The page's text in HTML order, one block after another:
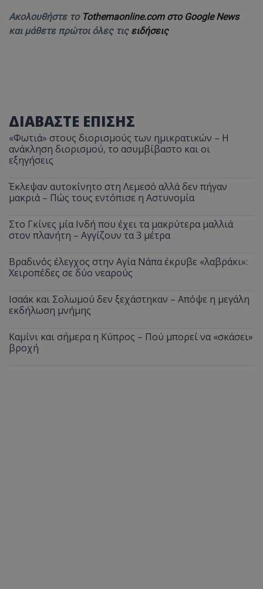
Ακολουθήστε το Tothemaonline.com στο Google News
και μάθετε πρώτοι όλες τις ειδήσεις
ΔΙΑΒΑΣΤΕ ΕΠΙΣΗΣ
«Φωτιά» στους διορισμούς των ημικρατικών – Η
ανάκληση διορισμού, το ασυμβίβαστο και οι
εξηγήσεις
Έκλεψαν αυτοκίνητο στη Λεμεσό αλλά δεν πήγαν
μακριά – Πώς τους εντόπισε η Αστυνομία
Στο Γκίνες μία Ινδή που έχει τα μακρύτερα μαλλιά
στον πλανήτη – Αγγίζουν τα 3 μέτρα
Βραδινός έλεγχος στην Αγία Νάπα έκρυβε «λαβράκι»:
Χειροπέδες σε δύο νεαρούς
Ισαάκ και Σολωμού δεν ξεχάστηκαν – Απόψε η μεγάλη
εκδήλωση μνήμης
Καμίνι και σήμερα η Κύπρος – Πού μπορεί να «σκάσει»
βροχή